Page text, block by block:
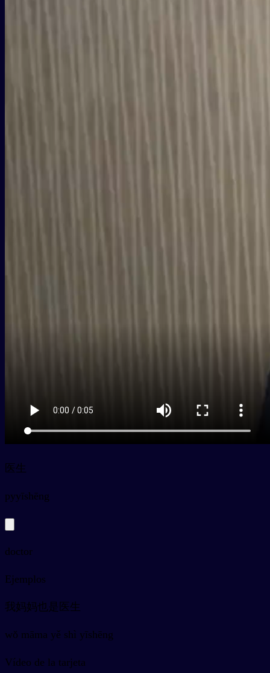
医生
pyyīshēng
doctor
Ejemplos
我妈妈也是医生
wǒ māma yě shì yīshēng
Vídeo de la tarjeta